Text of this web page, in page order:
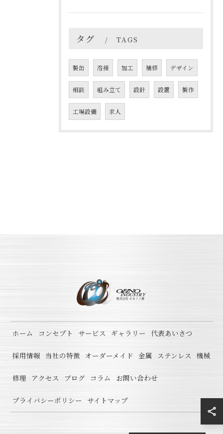
タグ TAGS
製缶 溶接 加工 補修 デザイン
相談 組み立て 設計 設置 製作
工場設備 求人
ホーム コンセプト サービス ギャラリー 代表あいさつ
採用情報 当社の特徴 オーダーメイド 金属 ステンレス 機械
修理 アクセス ブログ コラム お問い合わせ
プライバシーポリシー サイトマップ